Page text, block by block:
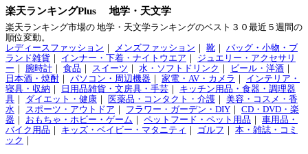
楽天ランキングPlus 地学・天文学
楽天ランキング市場の 地学・天文学ランキングのベスト３０最近５週間の
順位変動。
レディースファッション
メンズファッション 靴
バッグ・小物・ブ
ランド雑貨
インナー・下着・ナイトウエア
ジュエリー・アクセサリ
ー
腕時計 食品 スイーツ 水・ソフトドリンク ビール・洋酒
日本酒・焼酎
パソコン・周辺機器 家電・AV・カメラ
インテリア・
寝具・収納
日用品雑貨・文房具・手芸
キッチン用品・食器・調理器
具
ダイエット・健康 医薬品・コンタクト・介護
美容・コスメ・香
水
スポーツ・アウトドア フラワー・ガーデン・DIY
CD・DVD・楽
器
おもちゃ・ホビー・ゲーム ペットフード・ペット用品
車用品・
バイク用品
キッズ・ベイビー・マタニティ ゴルフ
本・雑誌・コミ
ック